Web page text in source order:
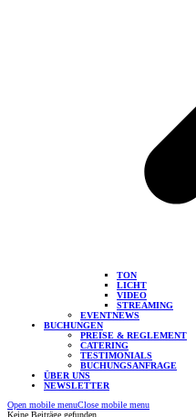
TON
LICHT
VIDEO
STREAMING
EVENTNEWS
BUCHUNGEN
PREISE & REGLEMENT
CATERING
TESTIMONIALS
BUCHUNGSANFRAGE
ÜBER UNS
NEWSLETTER
Open mobile menuClose mobile menu
Keine Beiträge gefunden.